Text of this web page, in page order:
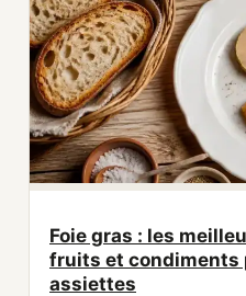
Foie gras : les
fruits et condiments
assiettes